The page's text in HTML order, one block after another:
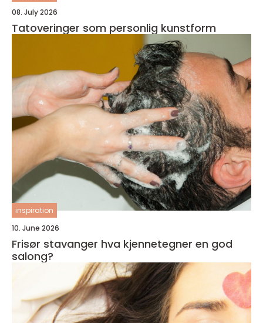
08. July 2026
Tatoveringer som personlig kunstform
inspiration
10. June 2026
Frisør stavanger hva kjennetegner en god
salong?